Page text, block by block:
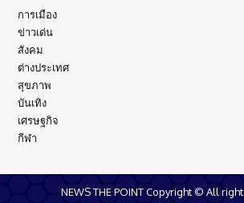
การเมือง
ข่าวเด่น
สังคม
ต่างประเทศ
สุขภาพ
บันเทิง
เศรษฐกิจ
กีฬา
NEWS THE POINT Copyright © All